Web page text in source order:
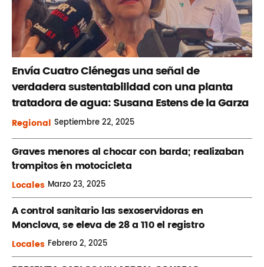
Envía Cuatro Ciénegas una señal de
verdadera sustentabilidad con una planta
tratadora de agua: Susana Estens de la Garza
Regional Septiembre22, 2025
Graves menores al chocar con barda; realizaban
´trompitos ´en motocicleta
Locales Marzo23, 2025
A control sanitario las sexoservidoras en
Monclova, se eleva de 28 a 110 el registro
Locales Febrero2, 2025